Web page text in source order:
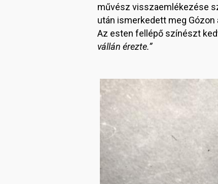
művész visszaemlékezése
után ismerkedett meg
Az esten fellépő színészt
vállán érezte.”